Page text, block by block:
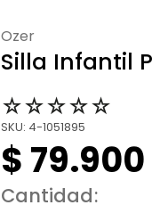
ozer
Silla Infantil
☆☆☆☆☆
SKU: 4-1051895
$ 79.900
Cantidad